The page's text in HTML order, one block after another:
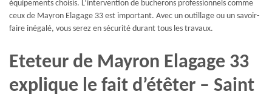
équipements choisis. L’intervention de bucherons professionnels comme
ceux de Mayron Elagage 33 est important. Avec un outillage ou un savoir-
faire inégalé, vous serez en sécurité durant tous les travaux.
Eteteur de Mayron Elagage 33
explique le fait d’étêter – Saint